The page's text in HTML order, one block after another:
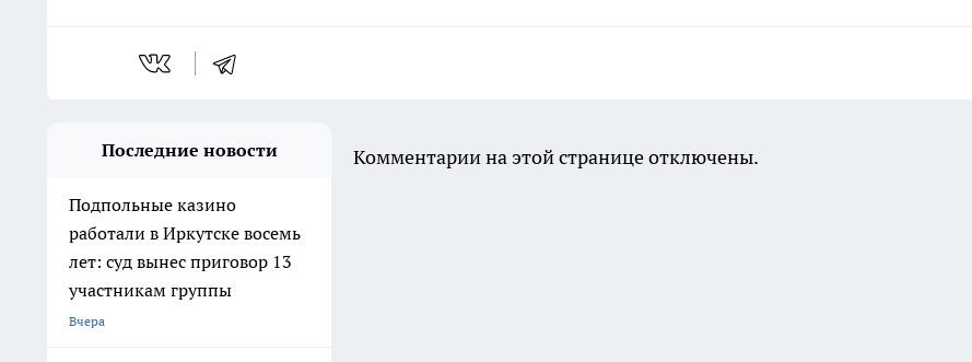
Последние новости
Подпольные казино
работали в Иркутске восемь
лет: суд вынес приговор 13
участникам группы
Вчера
Комментарии на этой странице отключены.